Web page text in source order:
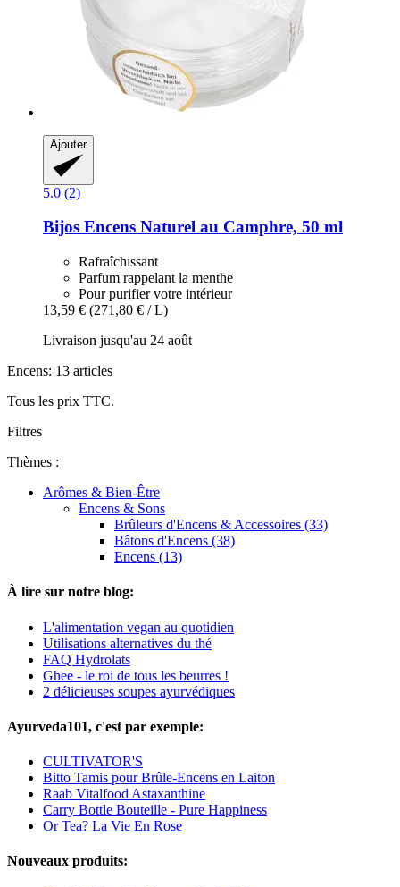
Ajouter
5.0 (2)
Bijos Encens Naturel au Camphre, 50 ml
Rafraîchissant
Parfum rappelant la menthe
Pour purifier votre intérieur
13,59 € (271,80 € / L)
Livraison jusqu'au 24 août
Encens: 13 articles
Tous les prix TTC.
Filtres
Thèmes :
Arômes & Bien-Être
Encens & Sons
Brûleurs d'Encens & Accessoires (33)
Bâtons d'Encens (38)
Encens (13)
À lire sur notre blog:
L'alimentation vegan au quotidien
Utilisations alternatives du thé
FAQ Hydrolats
Ghee - le roi de tous les beurres !
2 délicieuses soupes ayurvédiques
Ayurveda101, c'est par exemple:
CULTIVATOR'S
Bitto Tamis pour Brûle-Encens en Laiton
Raab Vitalfood Astaxanthine
Carry Bottle Bouteille - Pure Happiness
Or Tea? La Vie En Rose
Nouveaux produits: